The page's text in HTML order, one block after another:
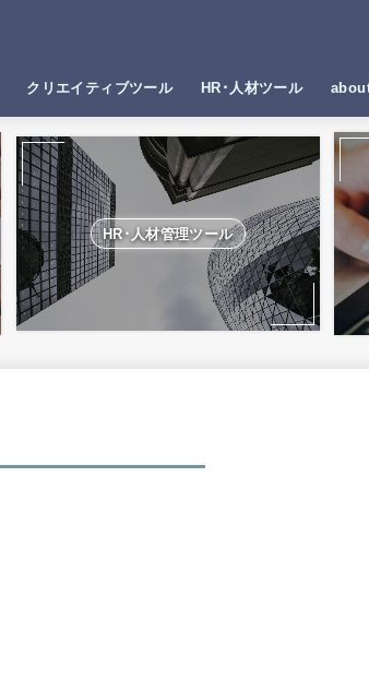
クリエイティブツール HR･人材ツール
HR･人材管理ツール